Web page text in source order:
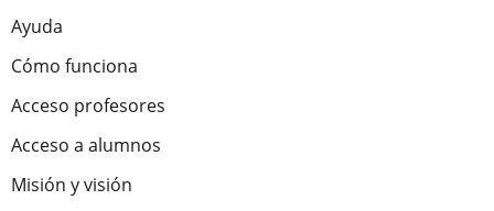
Ayuda
Cómo funciona
Acceso profesores
Acceso a alumnos
Misión y visión